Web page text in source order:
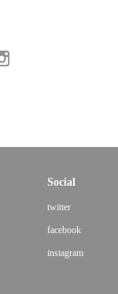
Social
twitter
facebook
instagram